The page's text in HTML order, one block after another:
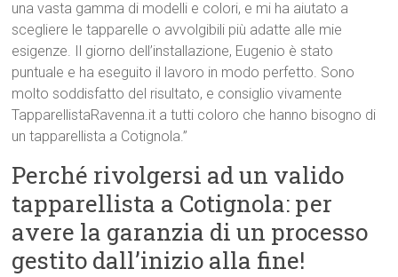
una vasta gamma di modelli e colori, e mi ha aiutato a
scegliere le tapparelle o avvolgibili più adatte alle mie
esigenze. Il giorno dell’installazione, Eugenio è stato
puntuale e ha eseguito il lavoro in modo perfetto. Sono
molto soddisfatto del risultato, e consiglio vivamente
TapparellistaRavenna.it a tutti coloro che hanno bisogno di
un tapparellista a Cotignola.”
Perché rivolgersi ad un valido
tapparellista a Cotignola: per
avere la garanzia di un processo
gestito dall’inizio alla fine!